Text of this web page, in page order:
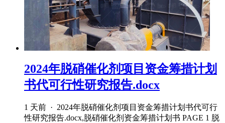
2024年脱硝催化剂项目资金筹措计划
书代可行性研究报告.docx
1 天前 · 2024年脱硝催化剂项目资金筹措计划书代可行
性研究报告.docx,脱硝催化剂资金筹措计划书 PAGE 1 脱